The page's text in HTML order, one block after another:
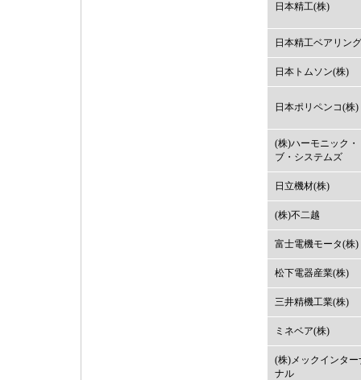
日本精工(株)
日本精工ベアリン
日本トムソン(株)
日本ポリペンコ(株)
(株)ハーモニック・
ブ・システムズ
日立機材(株)
(株)不二越
富士電機モータ(株)
松下電器産業(株)
三井精機工業(株)
ミネベア(株)
(株)メックインター
ナル